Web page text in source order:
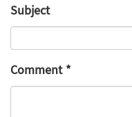
Subject
Comment*